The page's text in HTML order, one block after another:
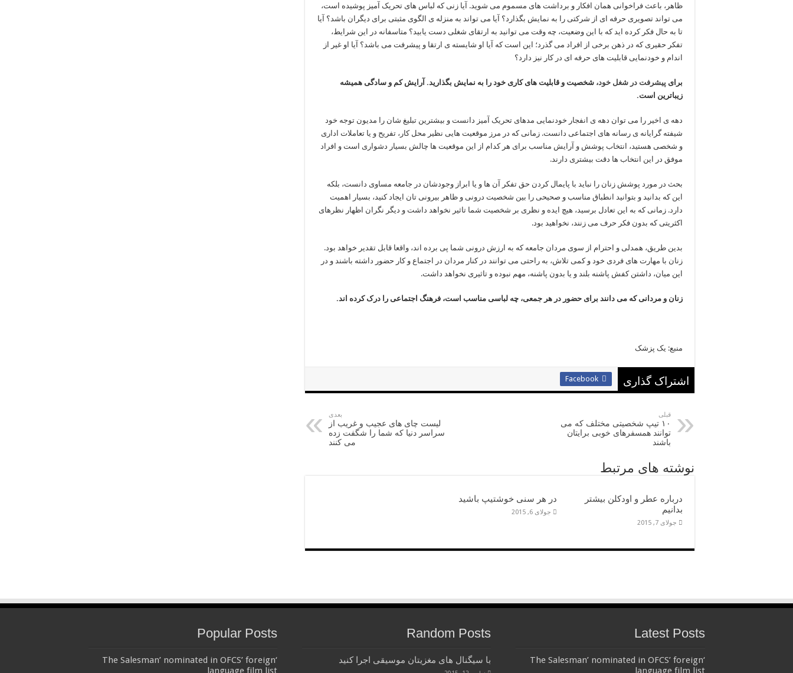
ظاهر، باعث فراخوانی همان افکار و برداشت های مسموم می شوید. آیا زنی که لباس های تحریک آمیز پوشیده است،
می تواند تصویری حرفه ای از شرکتی را به نمایش بگذارد؟ آیا می تواند به منزله ی الگوی مثبتی برای دیگران باشد؟ آیا
تا به حال فکر کرده اید که با این وضعیت، چه وقت می توانید به ارتقای شغلی دست یابید؟ متاسفانه در این شرایط،
تفکر حقیری که در ذهن برخی از افراد می گذرد؛ این است که آیا او شایسته ی ارتقا و پیشرفت می باشد؟ آیا او غیر از
اندام و خودنمایی قابلیت های حرفه ای در کار نیز دارد؟
برای پیشرفت در شغل خود، شخصیت و قابلیت های کاری خود را به نمایش بگذارید. آرایش کم و سادگی همیشه
زیباترین است.
دهه ی اخیر را می توان دهه ی انفجار خودنمایی مدهای تحریک آمیز دانست و بیشترین تبلیغ شان را مدیون توجه خود
شیفته گرایانه ی رسانه های اجتماعی دانست. زمانی که در مرز موقعیت هایی نظیر محل کار، تفریح و یا تعاملات اداری
و شخصی هستید، انتخاب پوشش و آرایش مناسب برای هر کدام از این موقعیت ها چالش بسیار دشواری است و افراد
موفق در این انتخاب ها دقت بیشتری دارند.
بحث در مورد پوشش زنان را نباید با پایمال کردن حق تفکر آن ها و یا ابراز وجودشان در جامعه مساوی دانست، بلکه
این که بدانید و بتوانید انطباق مناسب و صحیحی را بین شخصیت درونی و ظاهر بیرونی تان ایجاد کنید، بسیار اهمیت
دارد. زمانی که به این تعادل برسید، هیچ ایده و نظری بر شخصیت شما تاثیر نخواهد داشت و دیگر نگران اظهار نظرهای
اکثریتی که بدون فکر حرف می زنند، نخواهید بود.
بدین طریق، همدلی و احترام از سوی مردان جامعه که به ارزش درونی شما پی برده اند، واقعا قابل تقدیر خواهد بود.
زنان با مهارت های فردی خود و کمی تلاش، به راحتی می توانند در کنار مردان در اجتماع و کار حضور داشته باشند و در
این میان، داشتن کفش پاشنه بلند و یا بدون پاشنه، مهم نبوده و تاثیری نخواهد داشت.
زنان و مردانی که می دانند برای حضور در هر جمعی، چه لباسی مناسب است، فرهنگ اجتماعی را درک کرده اند.
منبع: یک پزشک
اشتراک گذاری Facebook
قبلی
۱۰ تیپ شخصیتی مختلف که می
توانند همسفرهای خوبی برایتان
باشند
بعدی
لیست چای های عجیب و غریب از
سراسر دنیا که شما را شگفت زده
می کنند
نوشته های مرتبط
درباره عطر و اودکلن بیشتر
بدانیم
جولای 7, 2015
در هر سنی خوشتیپ باشید
جولای 6, 2015
Latest Posts
‘The Salesman’ nominated in OFCS’ foreign
language film list
Random Posts
با سیگنال های مغزیتان موسیقی اجرا کنید
Popular Posts
‘The Salesman’ nominated in OFCS’ foreign
language film list